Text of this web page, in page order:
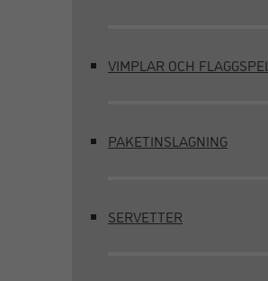
VIMPLAR OCH FLAGGSPEL
PAKETINSLAGNING
SERVETTER